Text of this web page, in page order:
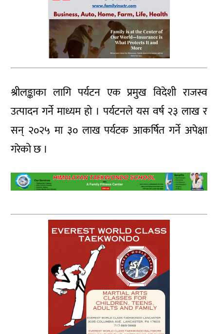
श्रीलङ्काका लागि पर्यटन एक प्रमुख विदेशी राजस्व
उत्पादन गर्ने माध्यम हो । पर्यटनले यस वर्ष २३ लाख र
सन् २०२५ मा ३० लाख पर्यटक आकर्षित गर्ने अपेक्षा
गरेको छ ।